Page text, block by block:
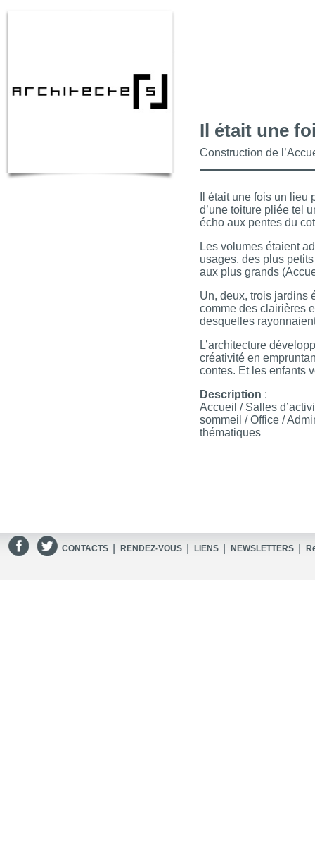
Il était une
Construction de
Il était une fois un
d’une toiture pliée tel
écho aux pentes du
Les volumes étaient
usages, des plus
aux plus grands
Un, deux, trois jardins
comme des clairières
desquelles
L’architecture
créativité en
contes. Et les enfants
Description :
Accueil / Salles
sommeil / Office /
thématiques
CONTACTS RENDEZ-VOUS LIENS NEWSLETTERS